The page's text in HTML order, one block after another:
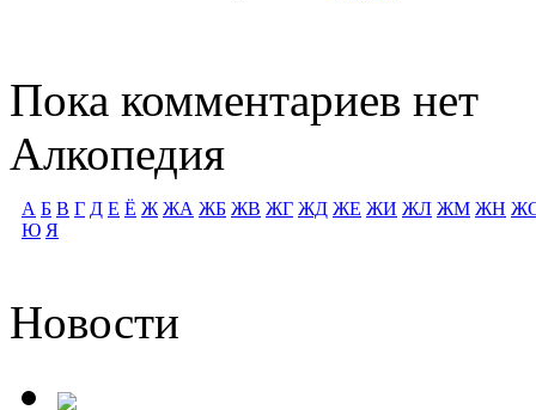
Пока комментариев нет
Алкопедия
А Б В Г Д Е Ё Ж ЖА ЖБ ЖВ ЖГ ЖД ЖЕ ЖИ ЖЛ ЖМ ЖН
Ю Я
Новости